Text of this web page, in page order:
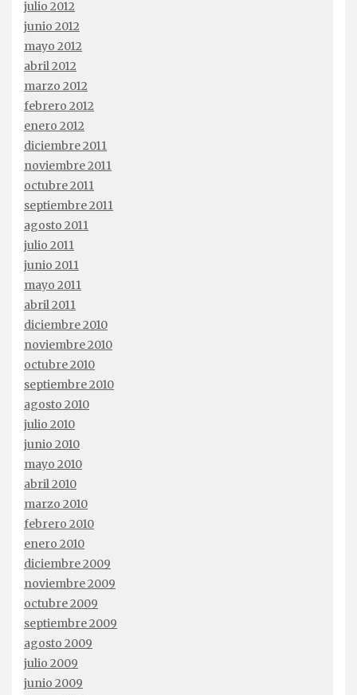
julio 2012
junio 2012
mayo 2012
abril 2012
marzo 2012
febrero 2012
enero 2012
diciembre 2011
noviembre 2011
octubre 2011
septiembre 2011
agosto 2011
julio 2011
junio 2011
mayo 2011
abril 2011
diciembre 2010
noviembre 2010
octubre 2010
septiembre 2010
agosto 2010
julio 2010
junio 2010
mayo 2010
abril 2010
marzo 2010
febrero 2010
enero 2010
diciembre 2009
noviembre 2009
octubre 2009
septiembre 2009
agosto 2009
julio 2009
junio 2009